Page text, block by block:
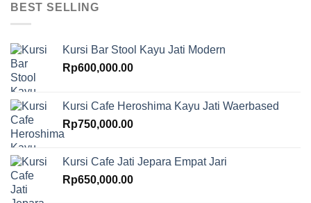
BEST SELLING
Kursi Bar Stool Kayu Jati Modern
Rp600,000.00
Kursi Cafe Heroshima Kayu Jati Waerbased
Rp750,000.00
Kursi Cafe Jati Jepara Empat Jari
Rp650,000.00